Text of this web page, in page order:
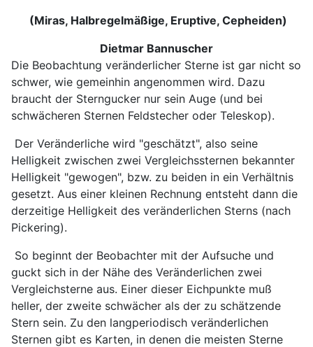
(Miras, Halbregelmäßige, Eruptive, Cepheiden)
Dietmar Bannuscher
Die Beobachtung veränderlicher Sterne ist gar nicht so
schwer, wie gemeinhin angenommen wird. Dazu
braucht der Sterngucker nur sein Auge (und bei
schwächeren Sternen Feldstecher oder Teleskop).
Der Veränderliche wird "geschätzt", also seine
Helligkeit zwischen zwei Vergleichssternen bekannter
Helligkeit "gewogen", bzw. zu beiden in ein Verhältnis
gesetzt. Aus einer kleinen Rechnung entsteht dann die
derzeitige Helligkeit des veränderlichen Sterns (nach
Pickering).
So beginnt der Beobachter mit der Aufsuche und
guckt sich in der Nähe des Veränderlichen zwei
Vergleichsterne aus. Einer dieser Eichpunkte muß
heller, der zweite schwächer als der zu schätzende
Stern sein. Zu den langperiodisch veränderlichen
Sternen gibt es Karten, in denen die meisten Sterne